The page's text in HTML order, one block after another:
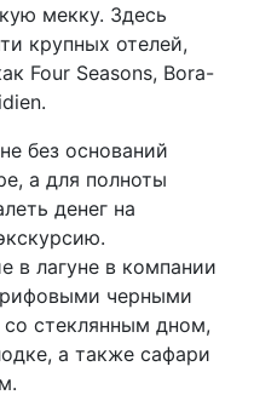
мекку. Здесь
крупных отелей,
Four Seasons, Bora-
без оснований
а для полноты
денег на
в лагуне в компании
черными
со стеклянным дном,
а также сафари